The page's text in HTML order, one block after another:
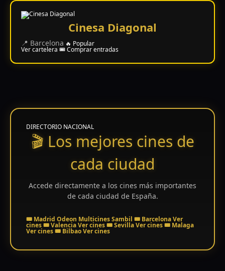
Terror
Ciencia
Ficción
Películas
Tendencias
tráilers
Cinesa Diagonal
📍 Barcelona 🔥 Popular
Ver cartelera 🎟️ Comprar entradas
DIRECTORIO NACIONAL
🎬 Los mejores cines de
cada ciudad
Accede directamente a los cines más importantes
de cada ciudad de España.
🎟️ Madrid Odeon Multicines Sambil 🎟️ BarcelonaVer
cines🎟️ValenciaVer cines🎟️SevillaVer cines🎟️ Malaga
Ver cines🎟️ BilbaoVer cines